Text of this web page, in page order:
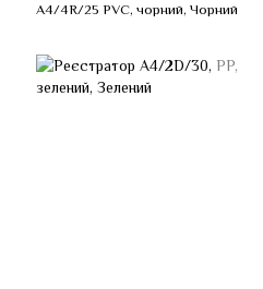
А4/4R/25 PVC, чорний, Чорний